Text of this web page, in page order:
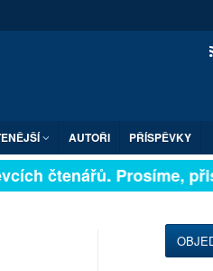
AUTOŘI PŘÍSPĚVKY
čtenářů. Prosíme,